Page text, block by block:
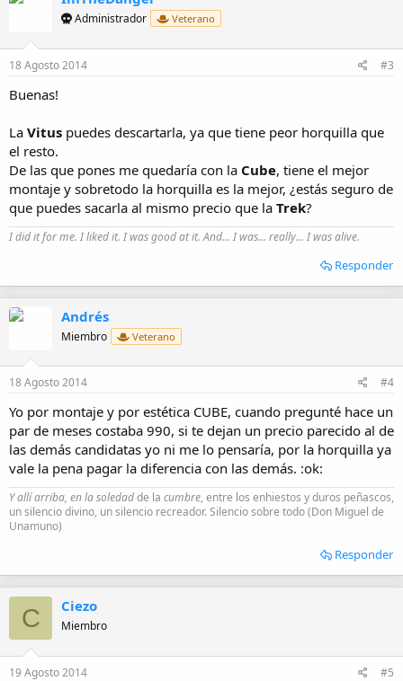
Administrador Veterano
18 Agosto 2014 #3
Buenas!
La Vitus puedes descartarla, ya que tiene peor horquilla que
el resto.
De las que pones me quedaría con la Cube, tiene el mejor
montaje y sobretodo la horquilla es la mejor, ¿estás seguro de
que puedes sacarla al mismo precio que la Trek?
I did it for me. I liked it. I was good at it. And... I was... really... I was alive.
Responder
Andrés
Miembro Veterano
18 Agosto 2014 #4
Yo por montaje y por estética CUBE, cuando pregunté hace un
par de meses costaba 990, si te dejan un precio parecido al de
las demás candidatas yo ni me lo pensaría, por la horquilla ya
vale la pena pagar la diferencia con las demás. :ok:
Y allí arriba, en la soledadde la cumbre, entre los enhiestos y duros peñascos,
un silencio divino, un silencio recreador. Silencio sobre todo (Don Miguel de
Unamuno)
Responder
C Ciezo
Miembro
19 Agosto 2014 #5